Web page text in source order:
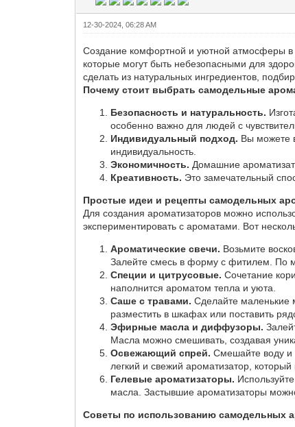
12-30-2024, 06:28 AM
Создание комфортной и уютной атмосферы в
которые могут быть небезопасными для
сделать из натуральных ингредиентов,
Почему стоит выбрать самодельные
Безопасность и натуральность.
особенно важно для людей с
Индивидуальный подход. Вы можете
индивидуальность.
Экономичность. Домашние
Креативность. Это замечательный
Простые идеи и рецепты самодельных
Для создания ароматизаторов можно
экспериментировать с ароматами. Вот
Ароматические свечи. Возьмите
Залейте смесь в форму с фитилем. По
Специи и цитрусовые. Сочетание
наполнится ароматом тепла и уюта.
Саше с травами. Сделайте маленькие
разместить в шкафах или поставить
Эфирные масла и диффузоры.
Масла можно смешивать, создавая
Освежающий спрей. Смешайте воду и
легкий и свежий ароматизатор,
Гелевые ароматизаторы.
масла. Застывшие ароматизаторы
Советы по использованию самодельных